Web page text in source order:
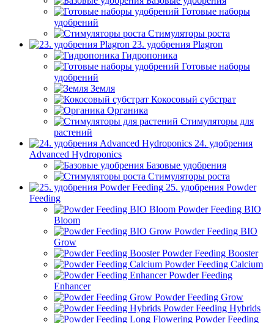
Готовые наборы
удобрений
Стимуляторы роста
23. удобрения Plagron
Гидропоника
Готовые наборы
удобрений
Земля
Кокосовый субстрат
Органика
Стимуляторы для
растений
24. удобрения
Advanced Hydroponics
Базовые удобрения
Стимуляторы роста
25. удобрения Powder
Feeding
Powder Feeding BIO
Bloom
Powder Feeding BIO
Grow
Powder Feeding Booster
Powder Feeding Calcium
Powder Feeding
Enhancer
Powder Feeding Grow
Powder Feeding Hybrids
Powder Feeding